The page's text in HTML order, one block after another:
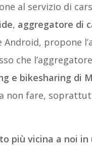
al servizio di
, aggregatore di
Android, propone
che
e bikesharing di
non fare,
più vicina a noi in